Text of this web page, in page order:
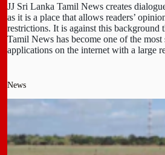
JJ Sri Lanka Tamil News creates
as it is a place that allows readers’
restrictions. It is against this background
Tamil News has become one of the most
applications on the internet with a large
News